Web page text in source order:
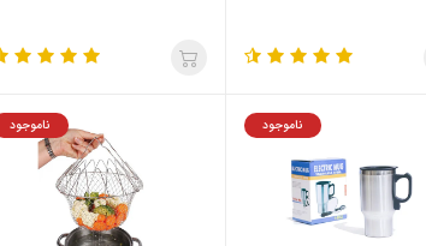
ناموجود ناموجود